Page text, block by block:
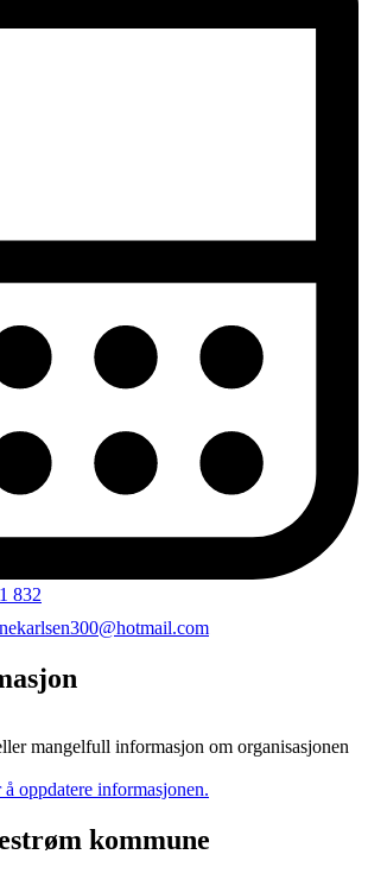
832
mangelfull informasjon om organisasjonen
oppdatere informasjonen.
kommune